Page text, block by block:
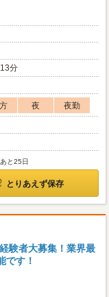
分
夜
夜勤
と25日
とりあえず保存
験者大募集！業界最
です！